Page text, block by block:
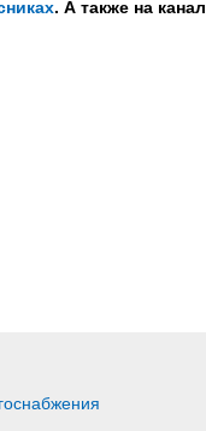
. А также на канал